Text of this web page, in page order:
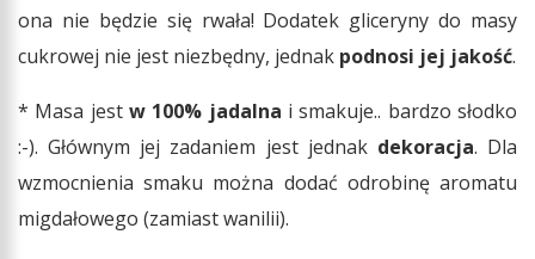
ona nie będzie się rwała! Dodatek gliceryny do masy
cukrowej nie jest niezbędny, jednak podnosi jej jakość.
* Masa jest w 100% jadalna i smakuje.. bardzo słodko
:-). Głównym jej zadaniem jest jednak dekoracja. Dla
wzmocnienia smaku można dodać odrobinę aromatu
migdałowego (zamiast wanilii).